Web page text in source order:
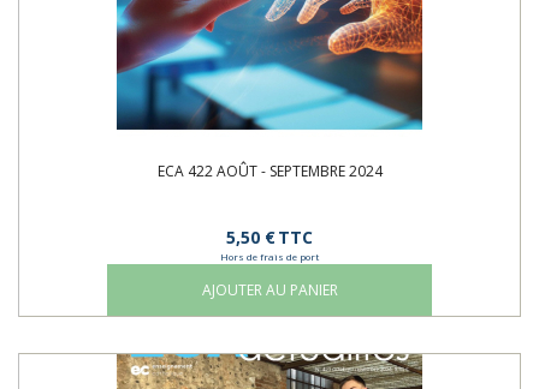
ECA 422 AOÛT - SEPTEMBRE 2024
5,50 €TTC
Hors de frais de port
AJOUTER AU PANIER